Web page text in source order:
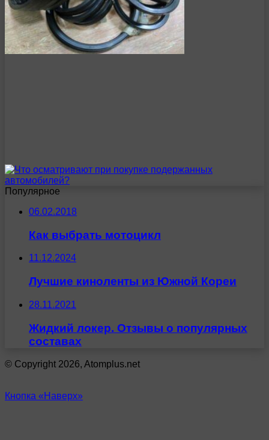
Популярное
06.02.2018
Как выбрать мотоцикл
11.12.2024
Лучшие киноленты из Южной Кореи
28.11.2021
Жидкий локер. Отзывы о популярных
составах
© Copyright 2026, Atomplus.net
Кнопка «Наверх»